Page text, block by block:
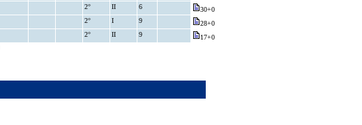
2° II 6
30+0
2° I 9
28+0
2° II 9
17+0